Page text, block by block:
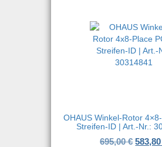
OHAUS Winkel-Rotor
Streifen-ID | Art.-Nr.:
695,00€